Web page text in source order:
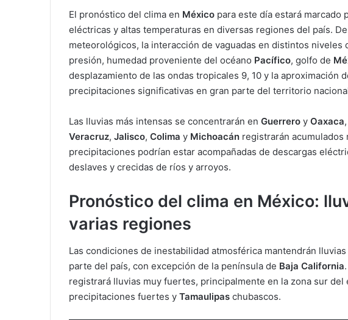
El pronóstico del clima en México para este día estará marcado
eléctricas y altas temperaturas en diversas regiones del país.
meteorológicos, la interacción de vaguadas en distintos niveles
presión, humedad proveniente del océano Pacífico, golfo de
desplazamiento de las ondas tropicales 9, 10 y la aproximación
precipitaciones significativas en gran parte del territorio
Las lluvias más intensas se concentrarán enGuerreroyOaxaca
Veracruz,Jalisco,Colimay Michoacán registrarán acumulados
precipitaciones podrían estar acompañadas de descargas
deslaves y crecidas de ríos y arroyos.
Pronóstico del clima en México:
varias regiones
Las condiciones de inestabilidad atmosférica mantendrán
parte del país, con excepción de la península de Baja California
registrará lluvias muy fuertes, principalmente en la zona sur
precipitaciones fuertes yTamaulipaschubascos.